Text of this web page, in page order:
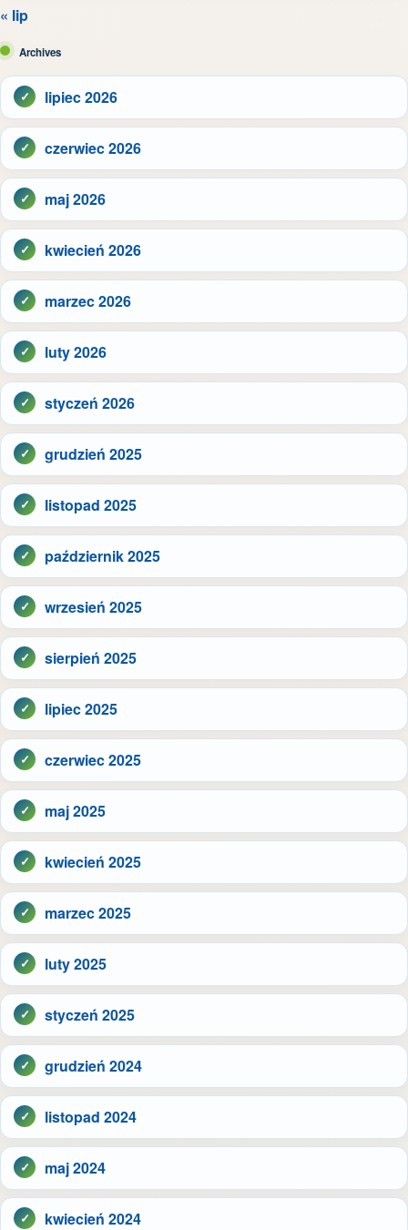
« lip
Archives
lipiec 2026
czerwiec 2026
maj 2026
kwiecień 2026
marzec 2026
luty 2026
styczeń 2026
grudzień 2025
listopad 2025
październik 2025
wrzesień 2025
sierpień 2025
lipiec 2025
czerwiec 2025
maj 2025
kwiecień 2025
marzec 2025
luty 2025
styczeń 2025
grudzień 2024
listopad 2024
maj 2024
kwiecień 2024